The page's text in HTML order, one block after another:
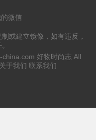
微信
或建立镜像，如有违反，
china.com 好物时尚志 All
关于我们 联系我们